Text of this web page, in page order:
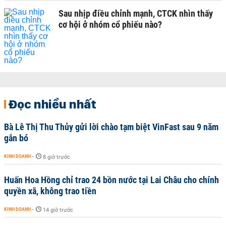
Sau nhịp điều chỉnh mạnh, CTCK nhìn thấy
cơ hội ở nhóm cổ phiếu nào?
Đọc nhiều nhất
Bà Lê Thị Thu Thủy gửi lời chào tạm biệt VinFast sau 9 năm
gắn bó
KINH DOANH - 8 giờ trước
Huấn Hoa Hồng chỉ trao 24 bồn nước tại Lai Châu cho chính
quyền xã, không trao tiền
KINH DOANH - 14 giờ trước